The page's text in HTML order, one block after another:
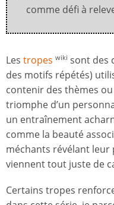
comme défi à
Les tropes wiki sont des
des motifs répétés)
contenir des thèmes
triomphe d’un
un entraînement
comme la beauté
méchants révélant leur
viennent tout juste de
Certains tropes